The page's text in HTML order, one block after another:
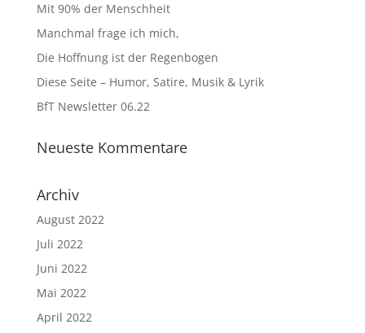
Mit 90% der Menschheit
Manchmal frage ich mich,
Die Hoffnung ist der Regenbogen
Diese Seite – Humor, Satire, Musik & Lyrik
BfT Newsletter 06.22
Neueste Kommentare
Archiv
August 2022
Juli 2022
Juni 2022
Mai 2022
April 2022